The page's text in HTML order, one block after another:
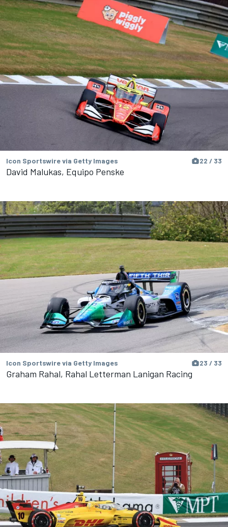
Icon Sportswire via Getty Images 22 / 33
David Malukas, Equipo Penske
Icon Sportswire via Getty Images 23 / 33
Graham Rahal, Rahal Letterman Lanigan Racing